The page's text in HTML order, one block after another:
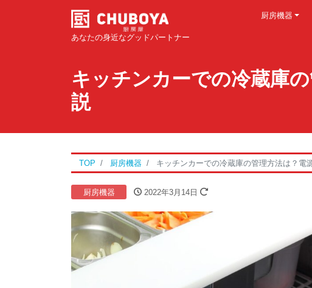
あなたの身近なグッドパートナー
厨房機器
キッチンカーでの冷蔵庫
説
TOP 厨房機器 キッチンカーでの冷蔵庫の管理方法は？電
厨房機器 2022年3月14日